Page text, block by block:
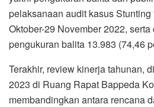
pelaksanaan audit kasus
Oktober-29 November 2022,
pengukuran balita 13.983 (74,46
Terakhir, review kinerja tahunan,
2023 di Ruang Rapat Bappeda
membandingkan antara rencana